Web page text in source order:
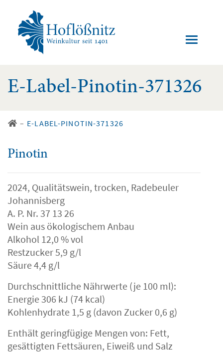
E-Label-Pinotin-371326
– E-LABEL-PINOTIN-371326
Pinotin
2024, Qualitätswein, trocken, Radebeuler
Johannisberg
A. P. Nr. 37 13 26
Wein aus ökologischem Anbau
Alkohol 12,0 % vol
Restzucker 5,9 g/l
Säure 4,4 g/l
Durchschnittliche Nährwerte (je 100 ml):
Energie 306 kJ (74 kcal)
Kohlenhydrate 1,5 g (davon Zucker 0,6 g)
Enthält geringfügige Mengen von: Fett,
gesättigten Fettsäuren, Eiweiß und Salz